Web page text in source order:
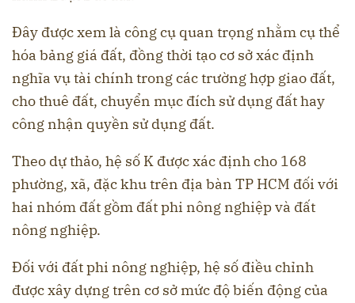
Đây được xem là công cụ quan trọng nhằm cụ thể
hóa bảng giá đất, đồng thời tạo cơ sở xác định
nghĩa vụ tài chính trong các trường hợp giao đất,
cho thuê đất, chuyển mục đích sử dụng đất hay
công nhận quyền sử dụng đất.
Theo dự thảo, hệ số K được xác định cho 168
phường, xã, đặc khu trên địa bàn TP HCM đối với
hai nhóm đất gồm đất phi nông nghiệp và đất
nông nghiệp.
Đối với đất phi nông nghiệp, hệ số điều chỉnh
được xây dựng trên cơ sở mức độ biến động của